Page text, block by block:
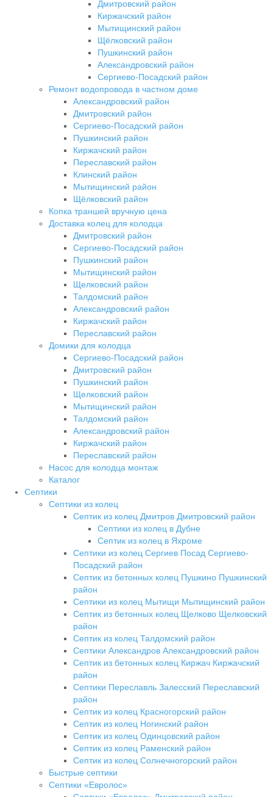
Дмитровский район
Киржачский район
Мытищинский район
Щёлковский район
Пушкинский район
Александровский район
Сергиево-Посадский район
Ремонт водопровода в частном доме
Александровский район
Дмитровский район
Сергиево-Посадский район
Пушкинский район
Киржачский район
Переславский район
Клинский район
Мытищинский район
Щёлковский район
Копка траншей вручную цена
Доставка колец для колодца
Дмитровский район
Сергиево-Посадский район
Пушкинский район
Мытищинский район
Щелковский район
Талдомский район
Александровский район
Киржачский район
Переславский район
Домики для колодца
Сергиево-Посадский район
Дмитровский район
Пушкинский район
Щелковский район
Мытищинский район
Талдомский район
Александровский район
Киржачский район
Переславский район
Насос для колодца монтаж
Каталог
Септики
Септики из колец
Септик из колец Дмитров Дмитровский район
Септики из колец в Дубне
Септик из колец в Яхроме
Септики из колец Сергиев Посад Сергиево-
Посадский район
Септик из бетонных колец Пушкино Пушкинский
район
Септики из колец Мытищи Мытищинский район
Септик из бетонных колец Щелково Щелковский
район
Септик из колец Талдомский район
Септики Александров Александровский район
Септик из бетонных колец Киржач Киржачский
район
Септики Переславль Залесский Переславский
район
Септик из колец Красногорский район
Септик из колец Ногинский район
Септик из колец Одинцовский район
Септик из колец Раменский район
Септик из колец Солнечногорский район
Быстрые септики
Септики «Евролос»